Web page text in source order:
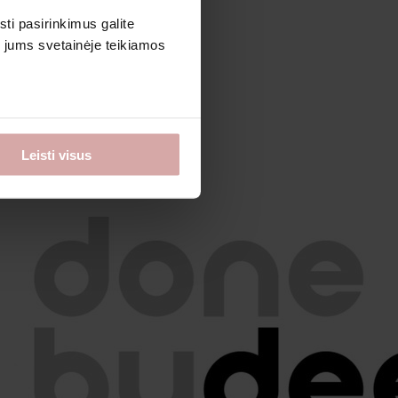
pasirinkimus galite
svetainėje teikiamos
Leisti visus